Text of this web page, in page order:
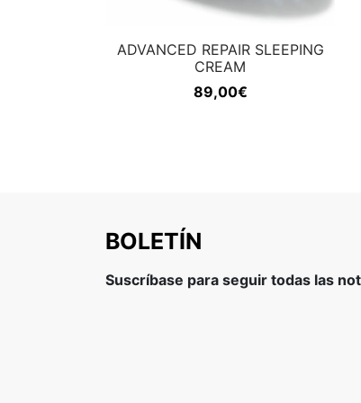
ADVANCED REPAIR SLEEPING
CREAM
89,00€
BOLETÍN
Suscríbase para seguir todas las